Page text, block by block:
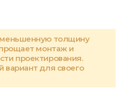
толщину
монтаж и
проектирования.
вариант для своего